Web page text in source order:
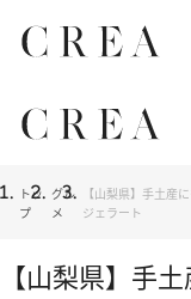
トッ
プ
グル
メ
【山梨県】手土産
ジェラート
【山梨県】手